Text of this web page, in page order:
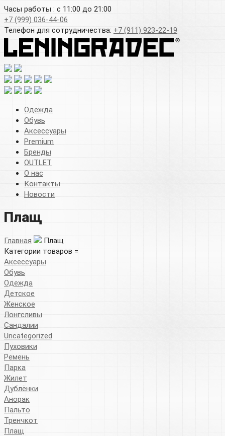
Часы работы : с 11:00 до 21:00
+7 (999) 036-44-06
Телефон для сотрудничества: +7 (911) 923-22-19
Одежда
Обувь
Аксессуары
Premium
Бренды
OUTLET
О нас
Контакты
Новости
Плащ
Главная
Плащ
Категории товаров =
Аксессуары
Обувь
Одежда
Детское
Женское
Лонгсливы
Сандалии
Uncategorized
Пуховики
Ремень
Парка
Жилет
Дублёнки
Анорак
Пальто
Тренчкот
Плащ